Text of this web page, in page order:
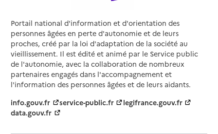
Portail national d'information et d'orientation des
personnes âgées en perte d'autonomie et de leurs
proches, créé par la loi d'adaptation de la société au
vieillissement. Il est édité et animé par le Service public
de l'autonomie, avec la collaboration de nombreux
partenaires engagés dans l'accompagnement et
l'information des personnes âgées et de leurs aidants.
info.gouv.fr
service-public.fr
legifrance.gouv.fr
data.gouv.fr